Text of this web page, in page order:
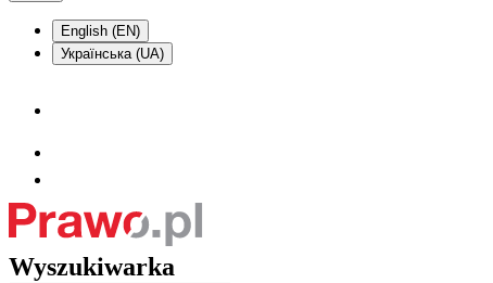
English (EN)
Українська (UA)
Wyszukiwarka